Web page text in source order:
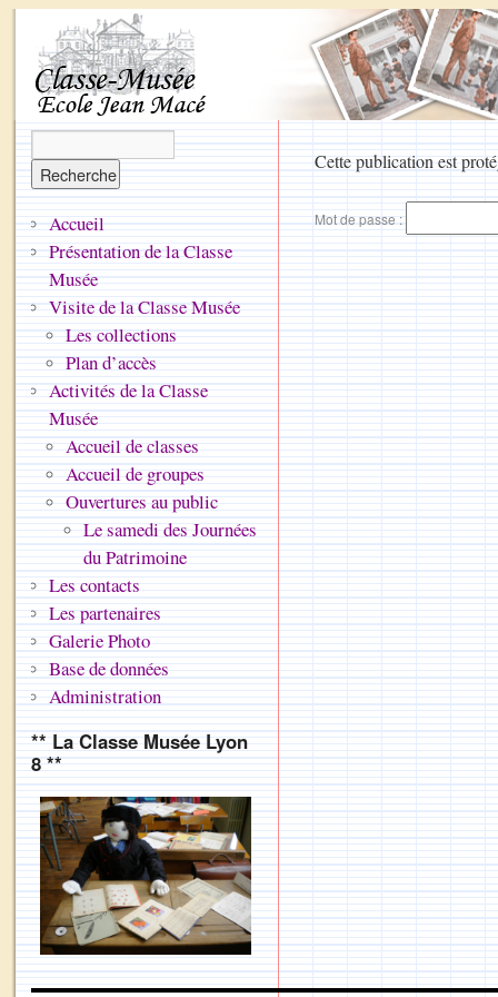
Cette publication est
Mot de passe :
Accueil
Présentation de la Classe
Musée
Visite de la Classe Musée
Les collections
Plan d’accès
Activités de la Classe
Musée
Accueil de classes
Accueil de groupes
Ouvertures au public
Le samedi des Journées
du Patrimoine
Les contacts
Les partenaires
Galerie Photo
Base de données
Administration
** La Classe Musée Lyon
8 **